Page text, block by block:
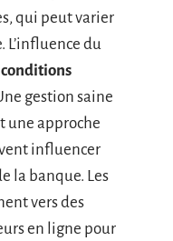
qui peut varier
L’influence du
conditions
gestion saine
une approche
influencer
la banque. Les
vers des
en ligne pour